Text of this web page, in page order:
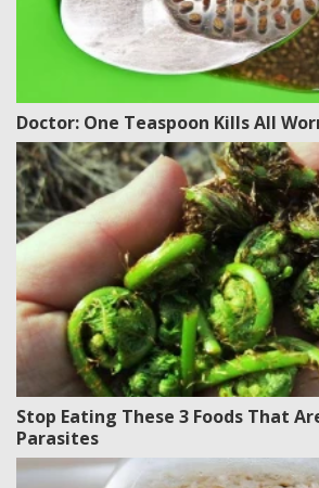
Doctor: One Teaspoon Kills All
Stop Eating These 3 Foods That
Parasites